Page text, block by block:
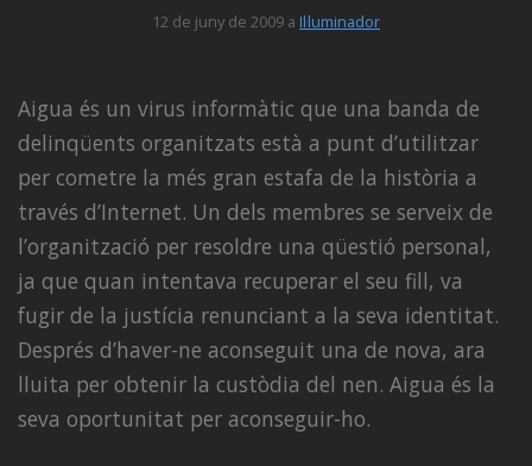
12 de juny de 2009 a Il·luminador
Aigua és un virus informàtic que una banda de
delinqüents organitzats està a punt d’utilitzar
per cometre la més gran estafa de la història a
través d’Internet. Un dels membres se serveix de
l’organització per resoldre una qüestió personal,
ja que quan intentava recuperar el seu fill, va
fugir de la justícia renunciant a la seva identitat.
Després d’haver-ne aconseguit una de nova, ara
lluita per obtenir la custòdia del nen. Aigua és la
seva oportunitat per aconseguir-ho.